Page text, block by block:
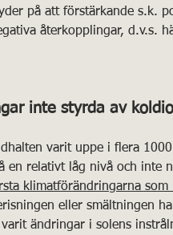
på att förstärkande s.k.
återkopplingar, d.v.s.
inte styrda av
varit uppe i flera
en relativt låg nivå och inte
klimatförändringarna
eller smältningen
ändringar i solens